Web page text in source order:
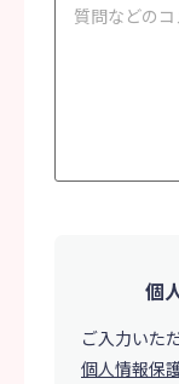
個
ご入力いた
個人情報保